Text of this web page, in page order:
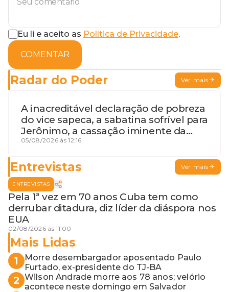
Eu li e aceito as Política de Privacidade.
COMENTAR
Radar do Poder Ver mais
A inacreditável declaração de pobreza
do vice sapeca, a sabatina sofrível para
Jerônimo, a cassação iminente da
desembargadora e a vaga do Quinto
05/08/2026 às 12:16
Entrevistas Ver mais
ENTREVISTAS
Pela 1ª vez em 70 anos Cuba tem como
derrubar ditadura, diz líder da diáspora nos
EUA
02/08/2026 às 11:00
Mais Lidas
1
Morre desembargador aposentado Paulo
Furtado, ex-presidente do TJ-BA
2 Wilson Andrade morre aos 78 anos; velório
acontece neste domingo em Salvador